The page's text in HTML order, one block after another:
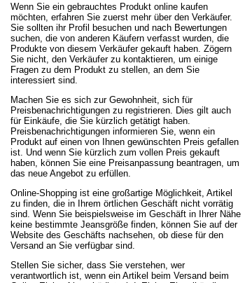
Wenn Sie ein gebrauchtes Produkt online kaufen
möchten, erfahren Sie zuerst mehr über den Verkäufer.
Sie sollten ihr Profil besuchen und nach Bewertungen
suchen, die von anderen Käufern verfasst wurden, die
Produkte von diesem Verkäufer gekauft haben. Zögern
Sie nicht, den Verkäufer zu kontaktieren, um einige
Fragen zu dem Produkt zu stellen, an dem Sie
interessiert sind.
Machen Sie es sich zur Gewohnheit, sich für
Preisbenachrichtigungen zu registrieren. Dies gilt auch
für Einkäufe, die Sie kürzlich getätigt haben.
Preisbenachrichtigungen informieren Sie, wenn ein
Produkt auf einen von Ihnen gewünschten Preis gefallen
ist. Und wenn Sie kürzlich zum vollen Preis gekauft
haben, können Sie eine Preisanpassung beantragen, um
das neue Angebot zu erfüllen.
Online-Shopping ist eine großartige Möglichkeit, Artikel
zu finden, die in Ihrem örtlichen Geschäft nicht vorrätig
sind. Wenn Sie beispielsweise im Geschäft in Ihrer Nähe
keine bestimmte Jeansgröße finden, können Sie auf der
Website des Geschäfts nachsehen, ob diese für den
Versand an Sie verfügbar sind.
Stellen Sie sicher, dass Sie verstehen, wer
verantwortlich ist, wenn ein Artikel beim Versand beim